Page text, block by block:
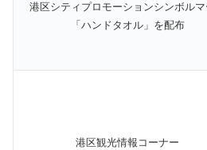
港区シティプロモーションシンボルマ
「ハンドタオル」を配布
港区観光情報コーナー